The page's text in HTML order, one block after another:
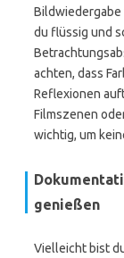
Bildwiedergabe
du flüssig und
achten, dass
Reflexionen
Filmszenen
wichtig, um
genießen
Vielleicht bist